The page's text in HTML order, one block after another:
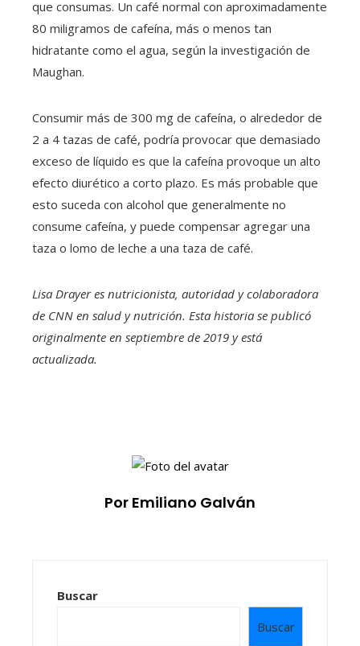
que consumas. Un café normal con aproximadamente
80 miligramos de cafeína, más o menos tan
hidratante como el agua, según la investigación de
Maughan.
Consumir más de 300 mg de cafeína, o alrededor de
2 a 4 tazas de café, podría provocar que demasiado
exceso de líquido es que la cafeína provoque un alto
efecto diurético a corto plazo. Es más probable que
esto suceda con alcohol que generalmente no
consume cafeína, y puede compensar agregar una
taza o lomo de leche a una taza de café.
Lisa Drayer es nutricionista, autoridad y colaboradora
de CNN en salud y nutrición. Esta historia se publicó
originalmente en septiembre de 2019 y está
actualizada.
Por Emiliano Galván
Buscar
Buscar